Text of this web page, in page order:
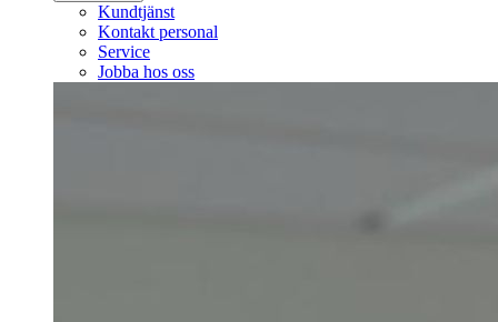
Kundtjänst
Kontakt personal
Service
Jobba hos oss